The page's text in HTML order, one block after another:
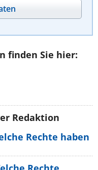
finden Sie hier:
Redaktion
Rechte haben